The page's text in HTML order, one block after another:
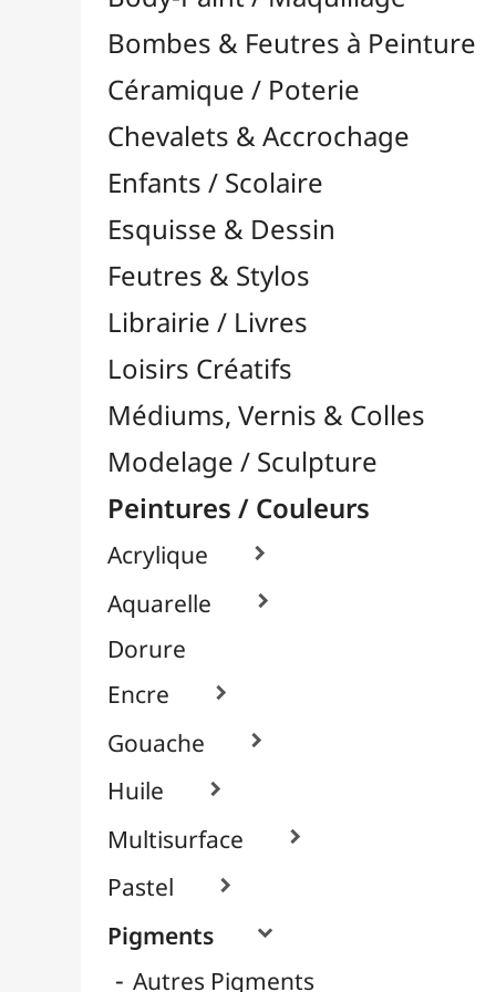
Feutres & Stylos
Librairie / Livres
Loisirs Créatifs
Médiums, Vernis & Colles
Modelage / Sculpture
Peintures / Couleurs
Aquarelle 
Dorure
Gouache 

Pastel 
Pigments 
Colorants Liquides
Pigments en Poudre
Pigments Fluos
Poudre de Mica
Textile, Tissu & Soie
Résines / Moulage
Supports Dessin & Peinture
Vannerie / Rotin
Papeterie & Bureau